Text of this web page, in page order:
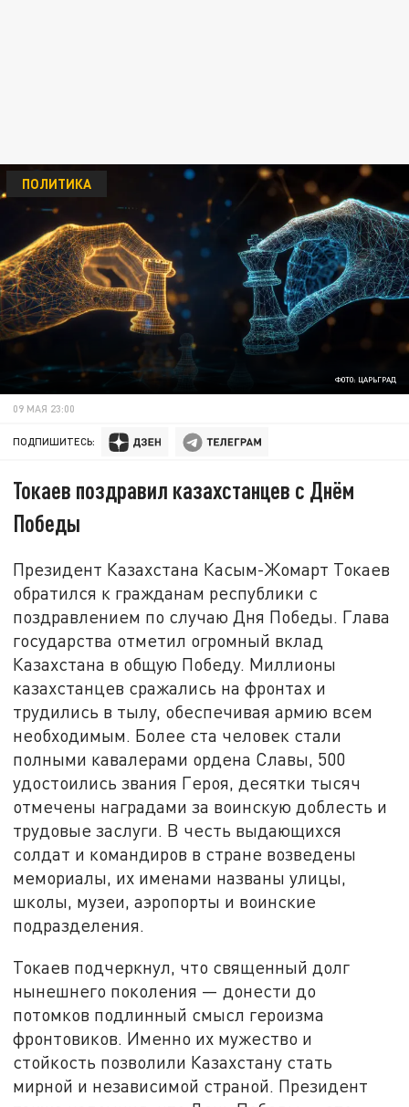
ФОТО: ЦАРЬГРАД
ПОЛИТИКА
09 МАЯ 23:00
ПОДПИШИТЕСЬ:
Токаев поздравил казахстанцев с Днём
Победы
Президент Казахстана Касым-Жомарт Токаев
обратился к гражданам республики с
поздравлением по случаю Дня Победы. Глава
государства отметил огромный вклад
Казахстана в общую Победу. Миллионы
казахстанцев сражались на фронтах и
трудились в тылу, обеспечивая армию всем
необходимым. Более ста человек стали
полными кавалерами ордена Славы, 500
удостоились звания Героя, десятки тысяч
отмечены наградами за воинскую доблесть и
трудовые заслуги. В честь выдающихся
солдат и командиров в стране возведены
мемориалы, их именами названы улицы,
школы, музеи, аэропорты и воинские
подразделения.
Токаев подчеркнул, что священный долг
нынешнего поколения — донести до
потомков подлинный смысл героизма
фронтовиков. Именно их мужество и
стойкость позволили Казахстану стать
мирной и независимой страной. Президент